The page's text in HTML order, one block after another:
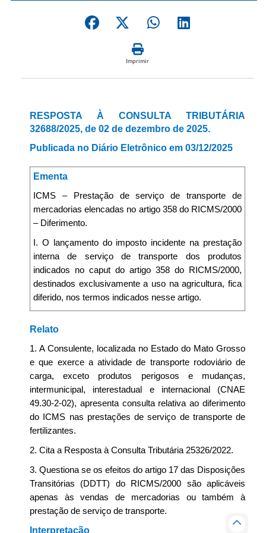
Imprimir
RESPOSTA À CONSULTA TRIBUTÁRIA
32688/2025, de 02 de dezembro de 2025.
Publicada no Diário Eletrônico em 03/12/2025
Ementa
ICMS – Prestação de serviço de transporte de
mercadorias elencadas no artigo 358 do RICMS/2000
– Diferimento.
I. O lançamento do imposto incidente na prestação
interna de serviço de transporte dos produtos
indicados no caput do artigo 358 do RICMS/2000,
destinados exclusivamente a uso na agricultura, fica
diferido, nos termos indicados nesse artigo.
Relato
1. A Consulente, localizada no Estado do Mato Grosso
e que exerce a atividade de transporte rodoviário de
carga, exceto produtos perigosos e mudanças,
intermunicipal, interestadual e internacional (CNAE
49.30-2-02), apresenta consulta relativa ao diferimento
do ICMS nas prestações de serviço de transporte de
fertilizantes.
2. Cita a Resposta à Consulta Tributária 25326/2022.
3. Questiona se os efeitos do artigo 17 das Disposições
Transitórias (DDTT) do RICMS/2000 são aplicáveis
apenas às vendas de mercadorias ou também à
prestação de serviço de transporte.
Interpretação